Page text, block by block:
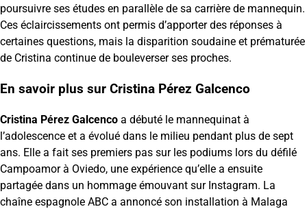
poursuivre ses études en parallèle de sa carrière de mannequin.
Ces éclaircissements ont permis d’apporter des réponses à
certaines questions, mais la disparition soudaine et prématurée
de Cristina continue de bouleverser ses proches.
En savoir plus sur Cristina Pérez Galcenco
Cristina Pérez Galcenco a débuté le mannequinat à
l’adolescence et a évolué dans le milieu pendant plus de sept
ans. Elle a fait ses premiers pas sur les podiums lors du défilé
Campoamor à Oviedo, une expérience qu’elle a ensuite
partagée dans un hommage émouvant sur Instagram. La
chaîne espagnole ABC a annoncé son installation à Malaga